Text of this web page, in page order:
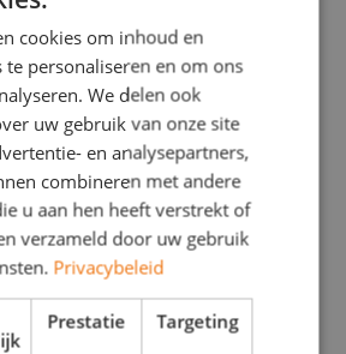
helpt je
al jouw vragen. Benno staat
je graag!
71
cookies om inhoud en
te personaliseren en om ons
We delen ook
uw gebruik van onze site
en analysepartners,
combineren met andere
u aan hen heeft verstrekt of
verzameld door uw gebruik
Privacybeleid
Prestatie Targeting